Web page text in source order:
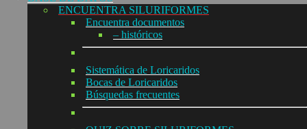
ENCUENTRA SILURIFORMES
Encuentra documentos
– históricos
Sistemática de Loricaridos
Bocas de Loricaridos
Búsquedas frecuentes